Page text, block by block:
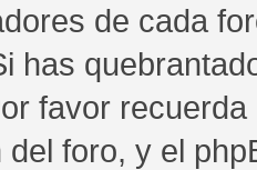
de cada
has
favor
del foro, y el